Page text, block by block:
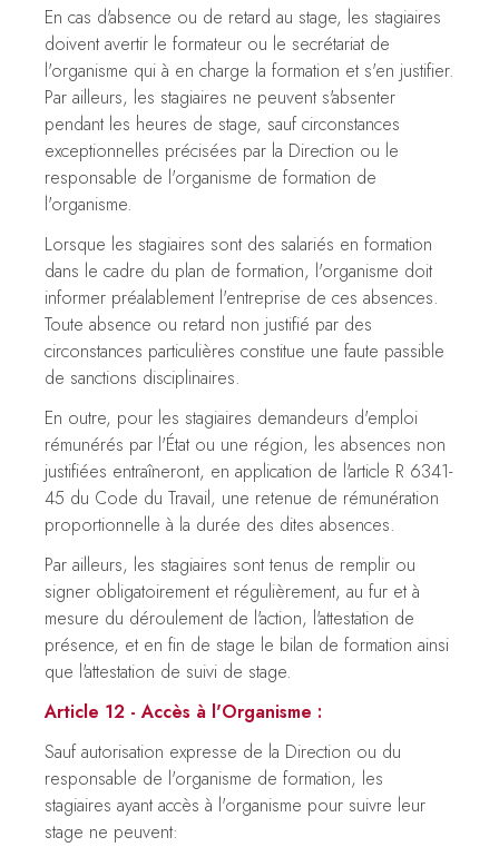
En cas d'absence ou de retard au stage, les stagiaires
doivent avertir le formateur ou le secrétariat de
l'organisme qui à en charge la formation et s'en justifier.
Par ailleurs, les stagiaires ne peuvent s'absenter
pendant les heures de stage, sauf circonstances
exceptionnelles précisées par la Direction ou le
responsable de l'organisme de formation de
l'organisme.
Lorsque les stagiaires sont des salariés en formation
dans le cadre du plan de formation, l'organisme doit
informer préalablement l'entreprise de ces absences.
Toute absence ou retard non justifié par des
circonstances particulières constitue une faute passible
de sanctions disciplinaires.
En outre, pour les stagiaires demandeurs d'emploi
rémunérés par l'État ou une région, les absences non
justifiées entraîneront, en application de l'article R 6341-
45 du Code du Travail, une retenue de rémunération
proportionnelle à la durée des dites absences.
Par ailleurs, les stagiaires sont tenus de remplir ou
signer obligatoirement et régulièrement, au fur et à
mesure du déroulement de l'action, l'attestation de
présence, et en fin de stage le bilan de formation ainsi
que l'attestation de suivi de stage.
Article 12 - Accès à l'Organisme :
Sauf autorisation expresse de la Direction ou du
responsable de l'organisme de formation, les
stagiaires ayant accès à l'organisme pour suivre leur
stage ne peuvent: